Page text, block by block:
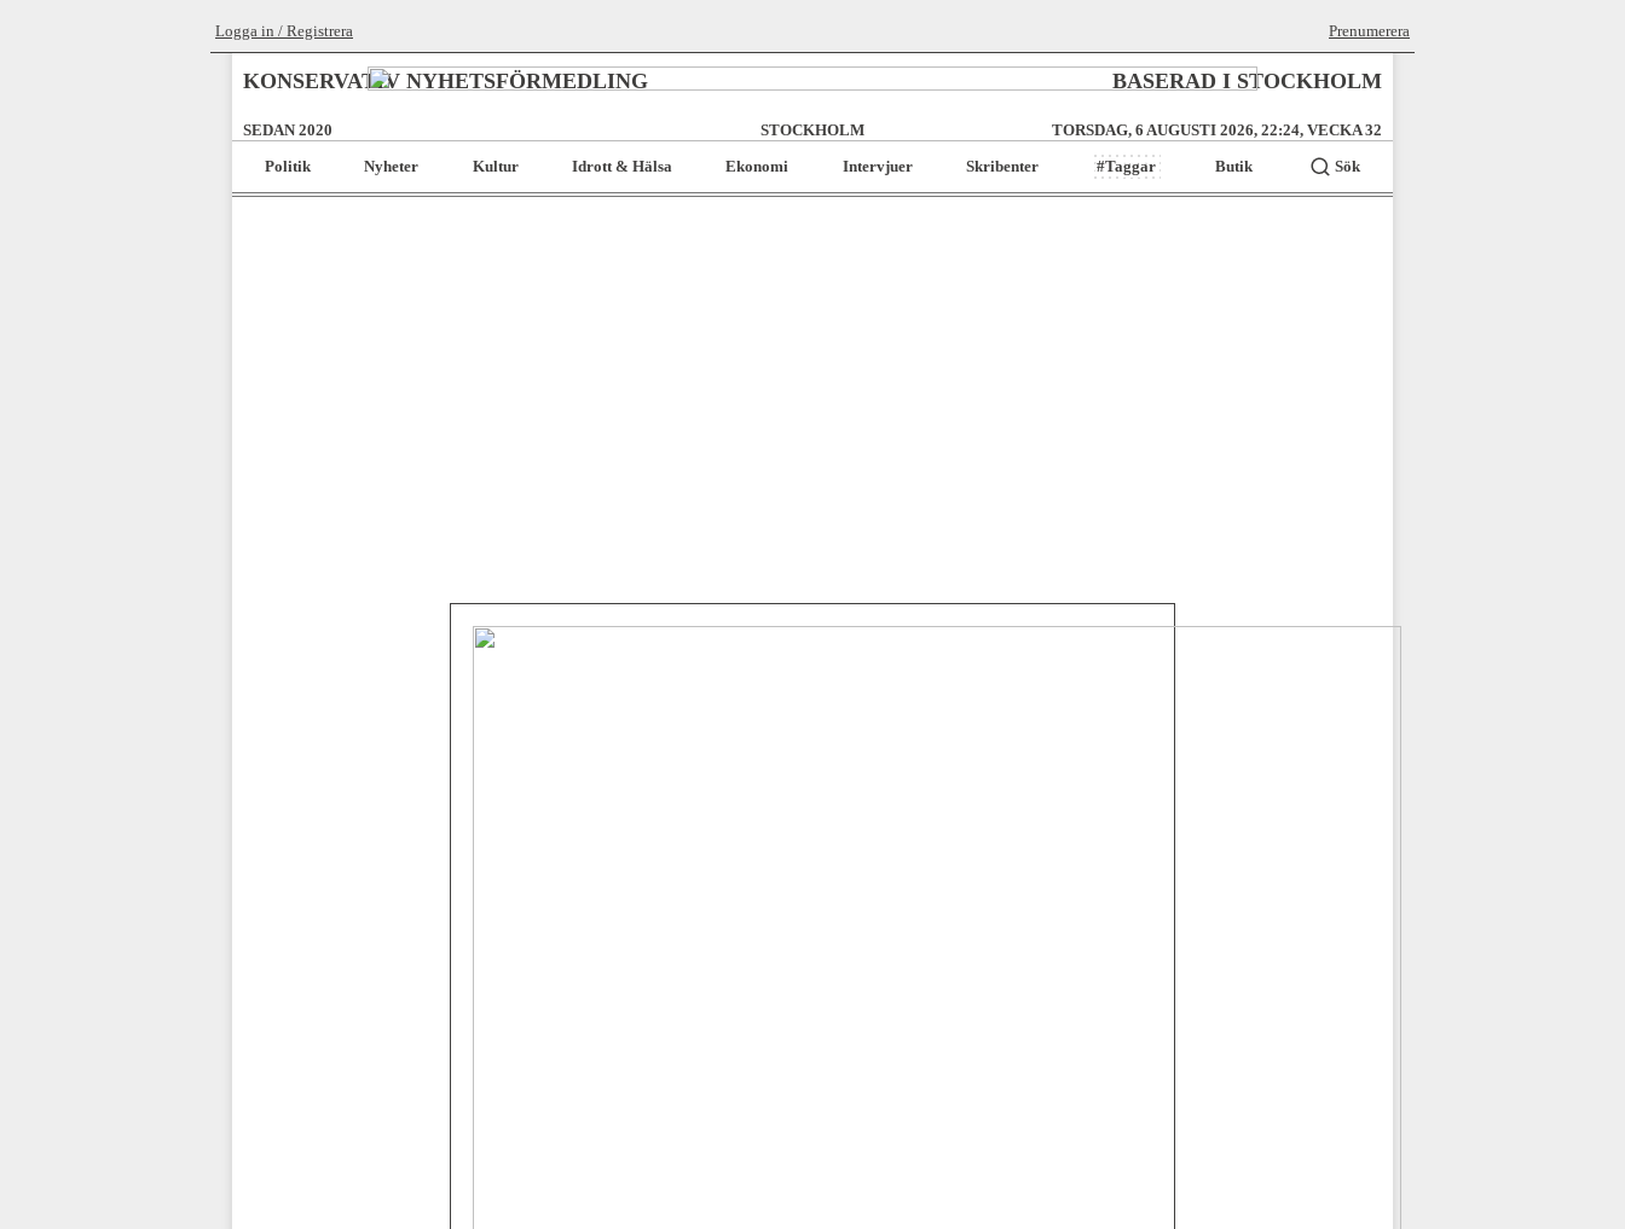
Logga in / Registrera Prenumerera
KONSERVATIV NYHETSFÖRMEDLING BASERAD I STOCKHOLM
SEDAN 2020 STOCKHOLM
TORSDAG, 6 AUGUSTI 2026, 22:24, VECKA 32
Politik
Nyheter Kultur Idrott & Hälsa Ekonomi Intervjuer Skribenter #Taggar Butik Sök